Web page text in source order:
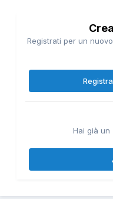
Registrati per un
Hai già un